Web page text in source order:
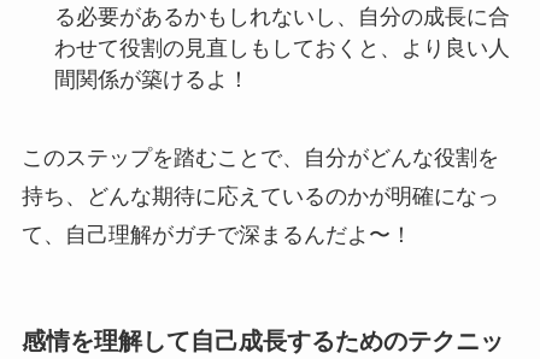
る必要があるかもしれないし、自分の成長に合
わせて役割の見直しもしておくと、より良い人
間関係が築けるよ！
このステップを踏むことで、自分がどんな役割を
持ち、どんな期待に応えているのかが明確になっ
て、自己理解がガチで深まるんだよ〜！
感情を理解して自己成長するためのテクニッ